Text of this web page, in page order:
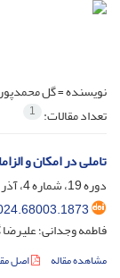
نویسنده =گل
تعداد مقالات: 1
تاملی در امکان و
دوره 19، شماره 4، آذر 1402، صفحه
فاطمه وجدانی؛
مشاهده مقاله اصل